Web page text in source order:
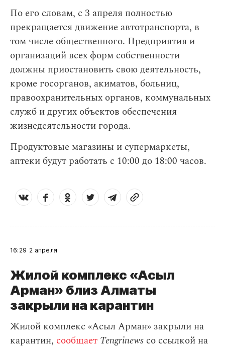
По его словам, с 3 апреля полностью
прекращается движение автотранспорта, в
том числе общественного. Предприятия и
организаций всех форм собственности
должны приостановить свою деятельность,
кроме госорганов, акиматов, больниц,
правоохранительных органов, коммунальных
служб и других объектов обеспечения
жизнедеятельности города.
Продуктовые магазины и супермаркеты,
аптеки будут работать с 10:00 до 18:00 часов.
16:29 2 апреля
Жилой комплекс «Асыл
Арман» близ Алматы
закрыли на карантин
Жилой комплекс «Асыл Арман» закрыли на
карантин, сообщает Tengrinews со ссылкой на